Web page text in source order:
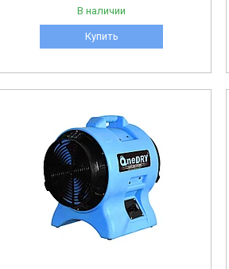
В наличии
Купить
SHT-35